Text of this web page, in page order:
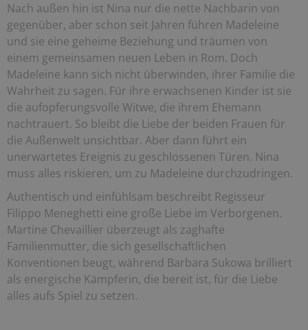
Nach außen hin ist Nina nur die nette Nachbarin von
gegenüber, aber schon seit Jahren führen Madeleine
und sie eine geheime Beziehung und träumen von
einem gemeinsamen neuen Leben in Rom. Doch
Madeleine kann sich nicht überwinden, ihrer Familie die
Wahrheit zu sagen. Für ihre erwachsenen Kinder ist sie
die aufopferungsvolle Witwe, die ihrem Ehemann
nachtrauert. So bleibt die Liebe der beiden Frauen für
die Außenwelt unsichtbar. Aber dann führt ein
unerwartetes Ereignis zu geschlossenen Türen. Nina
muss alles riskieren, um zu Madeleine durchzudringen.
Authentisch und einfühlsam beschreibt Regisseur
Filippo Meneghetti eine große Liebe im Verborgenen.
Martine Chevaillier überzeugt als zaghafte
Familienmutter, die sich gesellschaftlichen
Konventionen beugt, während Barbara Sukowa brilliert
als energische Kämpferin, die bereit ist, für die Liebe
alles aufs Spiel zu setzen.